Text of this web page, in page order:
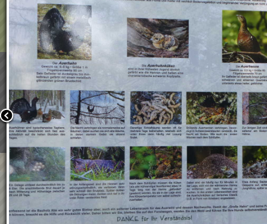
FEUERWEHR
DUATHLON 2026
POOLKALENDER
Wir verwenden Cookies, um unsere Webseite für Sie
benutzerfreundlich zu gestalten. Wenn Sie fortfahren,
an, dass Sie mit der Verwendung von Cookies auf
einverstanden sind.
Weitere Informationen:Datenschutzerklärung/Cookie-
Bestätigen
Volksschule Waldtag 2015